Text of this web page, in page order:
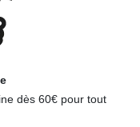
dès 60€ pour tout